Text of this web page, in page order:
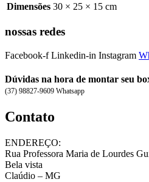
Dimensões 30 × 25 × 15 cm
nossas redes
Facebook-f Linkedin-in Instagram
Dúvidas na hora de montar seu
(37) 98827-9609 Whatsapp
Contato
ENDEREÇO:
Rua Professora Maria de Lourdes
Bela vista
Claúdio – MG